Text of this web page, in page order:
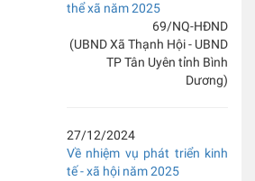
thể xã năm 2025
69/NQ-HĐND
(UBND Xã Thạnh Hội - UBND
TP Tân Uyên tỉnh Bình
Dương)
27/12/2024
Về nhiệm vụ phát triển kinh
tế - xã hội năm 2025